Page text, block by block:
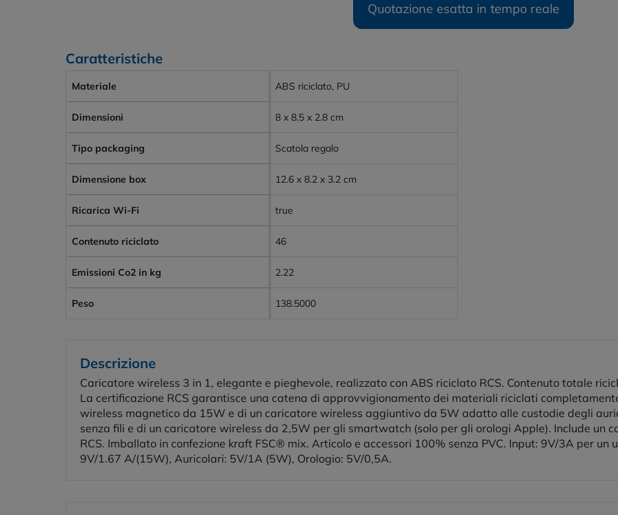
Quotazione esatta in tempo reale
Caratteristiche
Materiale ABS riciclato, PU
Dimensioni 8 x 8.5 x 2.8 cm
Tipo packaging Scatola regalo
Dimensione box 12.6 x 8.2 x 3.2 cm
Ricarica Wi-Fi true
Contenuto riciclato 46
Emissioni Co2 in kg 2.22
Peso 138.5000
Descrizione
Caricatore wireless 3 in 1, elegante e pieghevole, realizzato con ABS riciclato RCS. Contenuto totale
La certificazione RCS garantisce una catena di approvvigionamento dei materiali riciclati
wireless magnetico da 15W e di un caricatore wireless aggiuntivo da 5W adatto alle custodie degli
senza fili e di un caricatore wireless da 2,5W per gli smartwatch (solo per gli orologi Apple). Include un
RCS. Imballato in confezione kraft FSC® mix. Articolo e accessori 100% senza PVC. Input: 9V/3A per
9V/1.67 A/(15W), Auricolari: 5V/1A (5W), Orologio: 5V/0,5A.